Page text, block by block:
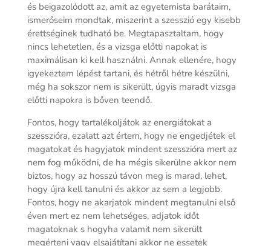
és beigazolódott az, amit az egyetemista barátaim,
ismerőseim mondtak, miszerint a szesszió egy kisebb
érettséginek tudható be. Megtapasztaltam, hogy
nincs lehetetlen, és a vizsga előtti napokat is
maximálisan ki kell használni. Annak ellenére, hogy
igyekeztem lépést tartani, és hétről hétre készülni,
még ha sokszor nem is sikerült, úgyis maradt vizsga
előtti napokra is bőven teendő.
Fontos, hogy tartalékoljátok az energiátokat a
szesszióra, ezalatt azt értem, hogy ne engedjétek el
magatokat és hagyjatok mindent szesszióra mert az
nem fog működni, de ha mégis sikerülne akkor nem
biztos, hogy az hosszú távon meg is marad, lehet,
hogy újra kell tanulni és akkor az sem a legjobb.
Fontos, hogy ne akarjatok mindent megtanulni első
éven mert ez nem lehetséges, adjatok időt
magatoknak s hogyha valamit nem sikerült
megérteni vagy elsajátítani akkor ne essetek